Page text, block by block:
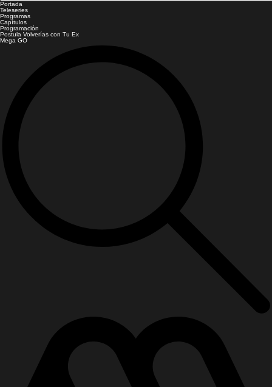
Portada
Teleseries
Programas
Capítulos
Programación
Postula Volverías con Tu Ex
Mega GO